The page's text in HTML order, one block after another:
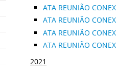
ATA REUNIÃO
ATA REUNIÃO
ATA REUNIÃO
ATA REUNIÃO
2021